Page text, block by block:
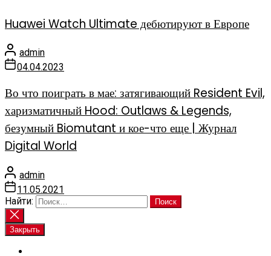
Huawei Watch Ultimate дебютируют в Европе
admin
04.04.2023
Во что поиграть в мае: затягивающий Resident Evil,
харизматичный Hood: Outlaws & Legends,
безумный Biomutant и кое-что еще | Журнал
Digital World
admin
11.05.2021
Найти:
Закрыть